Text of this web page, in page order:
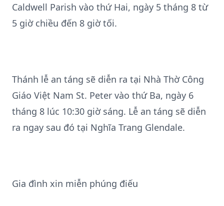
Caldwell Parish vào thứ Hai, ngày 5 tháng 8 từ
5 giờ chiều đến 8 giờ tối.
Thánh lễ an táng sẽ diễn ra tại Nhà Thờ Công
Giáo Việt Nam St. Peter vào thứ Ba, ngày 6
tháng 8 lúc 10:30 giờ sáng. Lễ an táng sẽ diễn
ra ngay sau đó tại Nghĩa Trang Glendale.
Gia đình xin miễn phúng điếu